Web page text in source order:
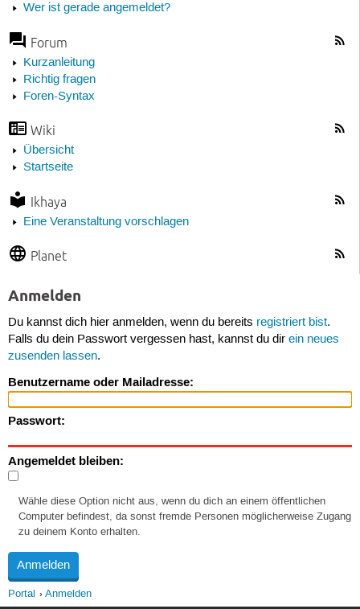
Wer ist gerade angemeldet?
Forum
Kurzanleitung
Richtig fragen
Foren-Syntax
Wiki
Übersicht
Startseite
Ikhaya
Eine Veranstaltung vorschlagen
Planet
Anmelden
Du kannst dich hier anmelden, wenn du bereits registriert bist.
Falls du dein Passwort vergessen hast, kannst du dir ein neues
zusenden lassen.
Benutzername oder Mailadresse:
Passwort:
Angemeldet bleiben:
Wähle diese Option nicht aus, wenn du dich an einem öffentlichen
Computer befindest, da sonst fremde Personen möglicherweise Zugang
zu deinem Konto erhalten.
Portal Anmelden